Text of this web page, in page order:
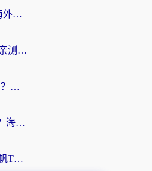
雷神手游和sixfast哪个好？海外党亲测3款回国加速器，教你选对不踩坑
穿梭和快喵好用吗？海外党亲测：小众加速器对比+番茄加速器深度体验
云极和Unblock Youku好用吗？海外党亲测+2026回国加速器避坑指南
ChickCN和海外回国好用吗？海外党2026亲测：从手游到影音，选对加速器的3个关键
海外党必看：雷神手游和快帆TV版好用吗？3步选对回国加速器不踩坑